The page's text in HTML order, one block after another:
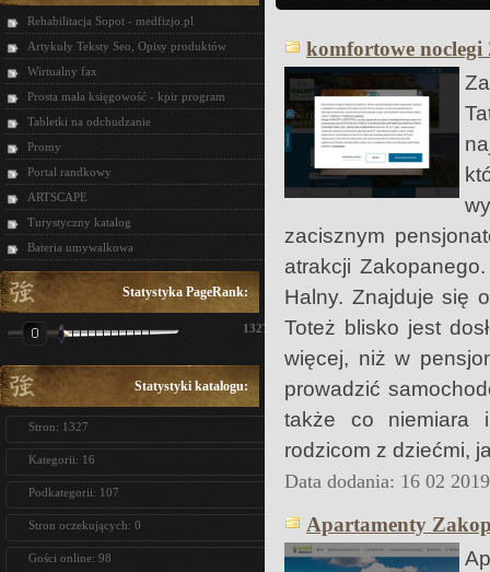
Rehabilitacja Sopot - medfizjo.pl
Artykuły Teksty Seo, Opisy produktów
Wirtualny fax
Prosta mała księgowość - kpir program
Tabletki na odchudzanie
Promy
Portal randkowy
ARTSCAPE
Turystyczny katalog
Bateria umywalkowa
Statystyka PageRank:
1327
Statystyki katalogu:
Stron: 1327
Kategorii: 16
Podkategorii: 107
Stron oczekujących: 0
Gości online: 98
komfortowe noclegi
zacisznym
atrakcji
Halny. Znajduje się
Toteż blisko jest
więcej, niż w
prowadzić
także co niemiara
rodzicom z dziećmi,
Data dodania: 16 02
Apartamenty